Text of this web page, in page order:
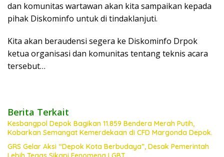
dan komunitas wartawan akan kita sampaikan kepada
pihak Diskominfo untuk di tindaklanjuti.
Kita akan beraudensi segera ke Diskominfo Drpok
ketua organisasi dan komunitas tentang teknis acara
tersebut…
Berita Terkait
Kesbangpol Depok Bagikan 11.859 Bendera Merah Putih,
Kobarkan Semangat Kemerdekaan di CFD Margonda Depok.
GRS Gelar Aksi “Depok Kota Berbudaya”, Desak Pemerintah